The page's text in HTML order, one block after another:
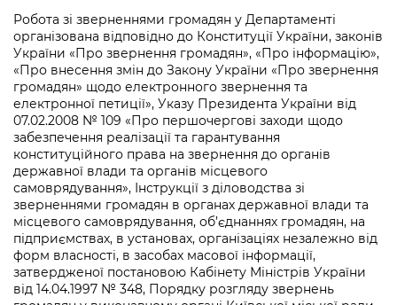
Статистика
Звернення громадян
Регуляторна діяльність
Промисловість і наука Києва
Підприємства, установи, організації
Kyiv International Relations
Річні звіти
Гендерна політика
Безпека та правопорядок
Ритуальні послуги
Іноземцям / For foreigners
Пам'ятки культурної спадщини
Портал Захисників та Захисниць
Безбар'єрність
Портал послуг
Міський застосунок Київ Цифровий
Допомога учасникам АТО
Рада з питань внутрішньо переміщених
осіб при Київській міській військовій
адміністрації
«Ініціатива «Партнерство «Відкритий
Уряд» – місцевий рівень»
Важливе під час воєнного стану
Порядок оскарження рішень, дій чи
бездіяльності розпорядників інформації
Звіти про опрацювання запитів на
публічну інформацію
Інформація для споживачів
Про відкриті дані
Портал даних Києва
Публічні дашборди
стану / Rules for media coverage of
hospitals at work under martial law
Контакти для медіа / Contacts for mass
media
Робота зі зверненнями громадян у Департаменті
організована відповідно до Конституції України, законів
України «Про звернення громадян», «Про інформацію»,
«Про внесення змін до Закону України «Про звернення
громадян» щодо електронного звернення та
електронної петиції», Указу Президента України від
07.02.2008 № 109 «Про першочергові заходи щодо
забезпечення реалізації та гарантування
конституційного права на звернення до органів
державної влади та органів місцевого
самоврядування», Інструкції з діловодства зі
зверненнями громадян в органах державної влади та
місцевого самоврядування, об’єднаннях громадян, на
підприємствах, в установах, організаціях незалежно від
форм власності, в засобах масової інформації,
затвердженої постановою Кабінету Міністрів України
від 14.04.1997 № 348, Порядку розгляду звернень